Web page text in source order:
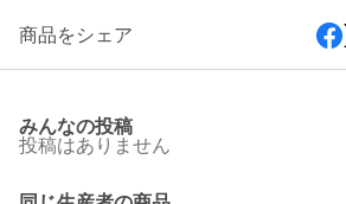
商品をシェア
みんなの投稿
投稿はありません